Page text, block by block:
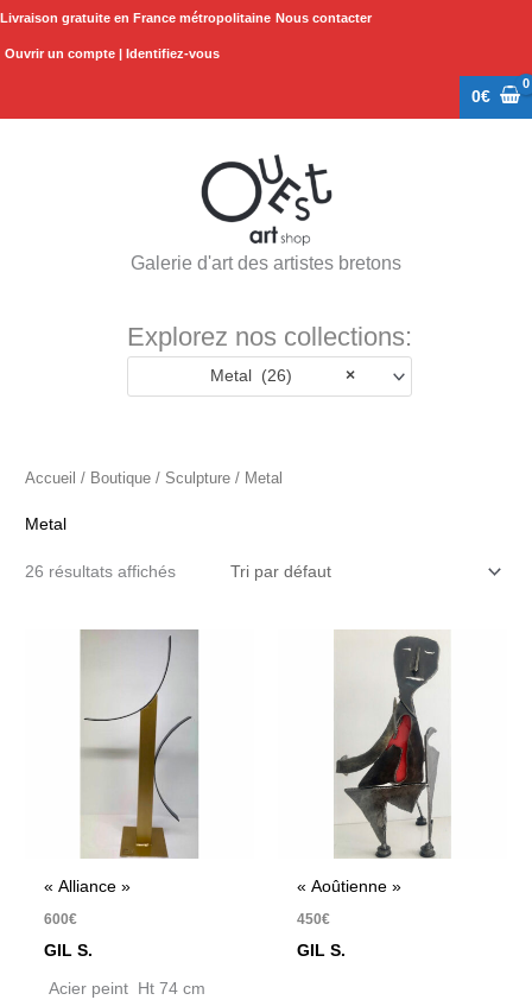
Aller
Livraison gratuite en France métropolitaine Nous contacter
Ouvrir un compte | Identifiez-vous
0€
Galerie d'art des artistes bretons
Explorez nos collections:
×
Metal (26)
Accueil / Boutique / Sculpture / Metal
Metal
26 résultats affichés
« Alliance »
600€
GIL S.
Acier peint Ht 74 cm
« Aoûtienne »
450€
GIL S.